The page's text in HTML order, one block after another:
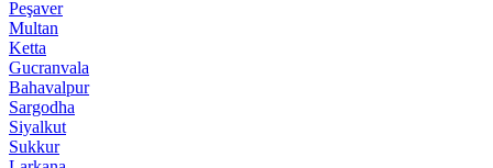
Peşaver
Multan
Ketta
Gucranvala
Bahavalpur
Sargodha
Siyalkut
Sukkur